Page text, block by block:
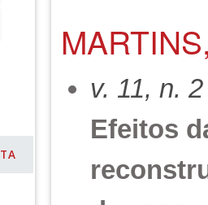
v. 11, n.
Efeitos